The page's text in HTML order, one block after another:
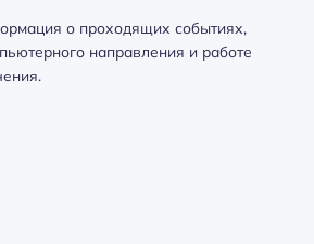
о проходящих событиях,
направления и работе